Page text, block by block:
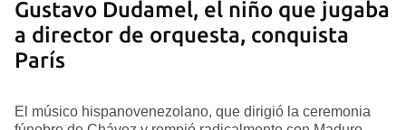
Gustavo Dudamel, el niño que jugaba
a director de orquesta, conquista
París
El músico hispanovenezolano, que dirigió la ceremonia